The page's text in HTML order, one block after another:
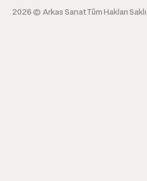
2026 © Arkas SanatTüm Hakları